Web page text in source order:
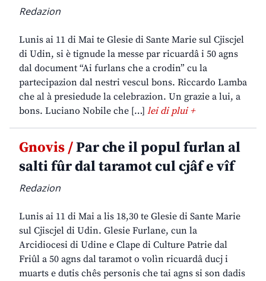
Redazion
Lunis ai 11 di Mai te Glesie di Sante Marie sul Cjiscjel
di Udin, si è tignude la messe par ricuardâ i 50 agns
dal document “Ai furlans che a crodin” cu la
partecipazion dal nestri vescul bons. Riccardo Lamba
che al à presiedude la celebrazion. Un grazie a lui, a
bons. Luciano Nobile che […] lei di plui +
Gnovis /Par che il popul furlan al
salti fûr dal taramot cul cjâf e vîf
Redazion
Lunis ai 11 di Mai a lis 18,30 te Glesie di Sante Marie
sul Cjiscjel di Udin. Glesie Furlane, cun la
Arcidiocesi di Udine e Clape di Culture Patrie dal
Friûl a 50 agns dal taramot o volìn ricuardâ ducj i
muarts e dutis chês personis che tai agns si son dadis